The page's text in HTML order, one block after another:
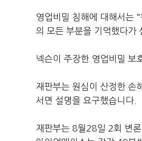
영업비밀 침해에 대해서는
의 모든 부분을 기억했다가
넥슨이 주장한 영업비밀 보
재판부는 원심이 산정한 손
서면 설명을 요구했습니다.
재판부는 8월28일 2회 변